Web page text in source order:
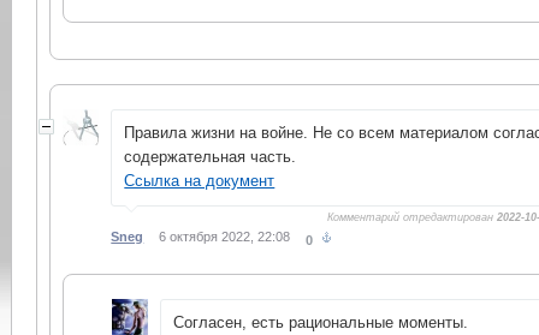
Правила жизни на войне. Не со всем материалом
содержательная часть.
Ссылка на документ
Комментарий отредактирован2022-
Sneg 6 октября 2022, 22:08 0
Согласен, есть рациональные моменты.